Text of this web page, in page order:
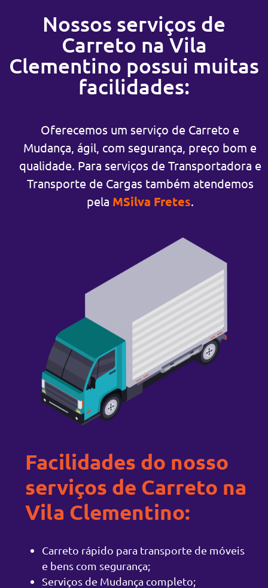
Nossos serviços de
Carreto na Vila
Clementino possui muitas
facilidades:
Oferecemos um serviço de Carreto e
Mudança, ágil, com segurança, preço bom e
qualidade. Para serviços de Transportadora e
Transporte de Cargas também atendemos
pela MSilva Fretes.
Facilidades do nosso
serviços de Carreto na
Vila Clementino:
Carreto rápido para transporte de móveis
e bens com segurança;
Serviços de Mudança completo;